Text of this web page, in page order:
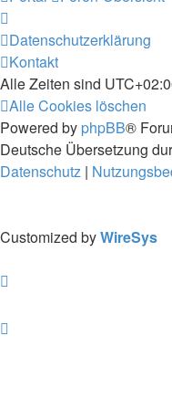
Datenschutzerklärung
Kontakt
Alle Zeiten sind
Alle Cookies löschen
Powered by phpBB®
Deutsche Übersetzung
Datenschutz |
Customized byWireSys